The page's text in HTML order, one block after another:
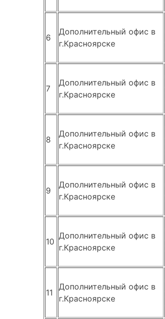
6
Дополнительный офис в
г.Красноярске
7
Дополнительный офис в
г.Красноярске
8
Дополнительный офис в
г.Красноярске
9
Дополнительный офис в
г.Красноярске
10
Дополнительный офис в
г.Красноярске
11
Дополнительный офис в
г.Красноярске